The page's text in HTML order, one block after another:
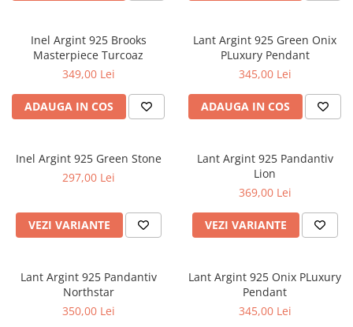
Inel Argint 925 Brooks
Masterpiece Turcoaz
349,00 Lei
ADAUGA IN COS
Lant Argint 925 Green Onix
PLuxury Pendant
345,00 Lei
ADAUGA IN COS
Inel Argint 925 Green Stone
297,00 Lei
VEZI VARIANTE
Lant Argint 925 Pandantiv
Lion
369,00 Lei
VEZI VARIANTE
Lant Argint 925 Pandantiv
Northstar
350,00 Lei
Lant Argint 925 Onix PLuxury
Pendant
345,00 Lei